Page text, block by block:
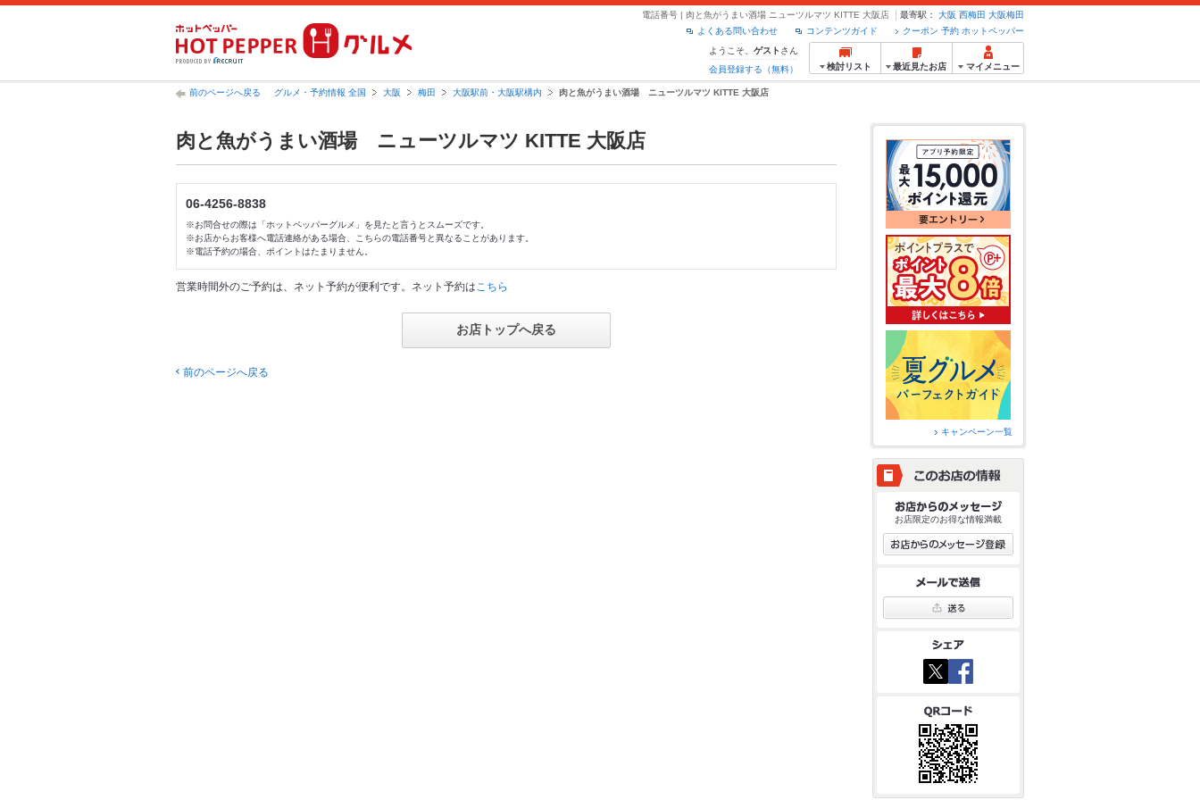
電話番号 | 肉と魚がうまい酒場 ニューツルマツ KITTE 大阪店 最寄駅： 大阪 西梅田 大阪梅田
クーポン 予約 ホットペッパー
コンテンツガイド
よくある問い合わせ
ようこそ、 ゲスト さん
会員登録する（無料）
検討リスト 最近見たお店 マイメニュー
前のページへ戻る グルメ・予約情報 全国 大阪 梅田 大阪駅前・大阪駅構内 肉と魚がうまい酒場 ニューツルマツ KITTE 大阪店
肉と魚がうまい酒場 ニューツルマツ KITTE 大阪店
06-4256-8838
※お問合せの際は「ホットペッパーグルメ」を見たと言うとスムーズです。
※お店からお客様へ電話連絡がある場合、こちらの電話番号と異なることがあります。
※電話予約の場合、ポイントはたまりません。
営業時間外のご予約は、ネット予約が便利です。ネット予約はこちら
お店トップへ戻る
前のページへ戻る
キャンペーン一覧
お店限定のお得な情報満載